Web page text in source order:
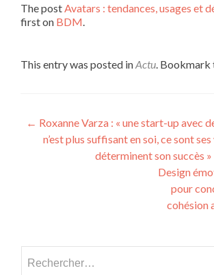
The postAvatars : tendances, usages et
first on BDM.
This entry was posted inActu. Bookmark
Post navigation
← Roxanne Varza : « une start-up avec
n’est plus suffisant en soi, ce sont
déterminent son succès »
Design
pour
cohésion